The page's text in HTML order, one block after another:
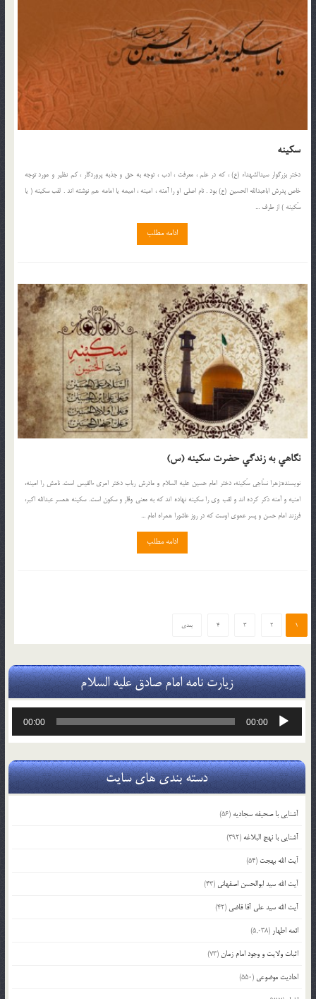
سکینه
دختر بزرگوار سیدالشهداء (ع) ، که در علم ، معرفت ، ادب ، توجه به حق و جذبه پروردگار ، کم نظیر و مورد توجه
خاص پدرش اباعبدالله الحسین (ع) بود . نام اصلی او را آمنه ، امینه ، امیمه یا امامه هم نوشته اند . لقب سکینه ( یا
سُکینه ) از طرف ...
ادامه مطلب
نگاهي به زندگي حضرت سكينه (س)
نويسنده:زهرا نسّاجي سَكينه، دختر امام حسين عليه السلام و مادرش رباب دختر امري ءالقيس است. نامش را امينه،
امنيه و آمنه ذكر كرده اند و لقب وي را سكينه نهاده اند كه به معني وقار و سكون است. سكينه همسر عبدالله اكبر،
فرزند امام حسن و پسر عموي اوست كه در روز عاشورا همراه امام ...
ادامه مطلب
1
2
3
4 بعدی
زیارت نامه امام صادق علیه السلام
پخش‌کننده
00:00
00:00
دسته بندی های سایت
آشنایی با صحیفه سجادیه (56)
آشنایی با نهج البلاغه (392)
آیت الله بهجت (54)
آیت الله سید ابوالحسن اصفهانی (43)
آیت الله سید علی آقا قاضی (42)
ائمه اطهار (5,038)
اثبات ولایت و وجود امام زمان(73)
احادیث موضوعی (550)